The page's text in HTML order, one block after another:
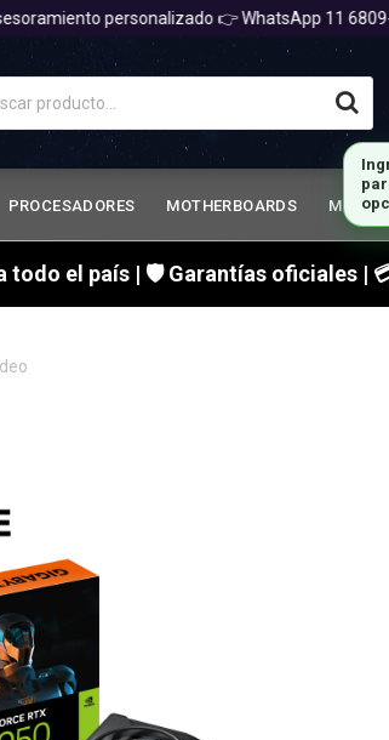
personalizado 👉 WhatsApp 11 6809-3294
PROCESADORES MOTHERBOARDS
todo el país | 🛡 Garantías oficiales |